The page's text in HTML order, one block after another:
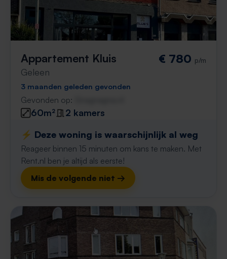
Appartement Kluis
Geleen
€ 780 p/m
3 maanden geleden gevonden
Gevonden op:
60m²
2 kamers
⚡️ Deze woning is waarschijnlijk al weg
Reageer binnen 15 minuten om kans te maken. Met
Rent.nl ben je altijd als eerste!
Mis de volgende niet →